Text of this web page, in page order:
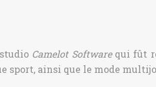
Camelot Softwarequi fût
sport, ainsi que le mode